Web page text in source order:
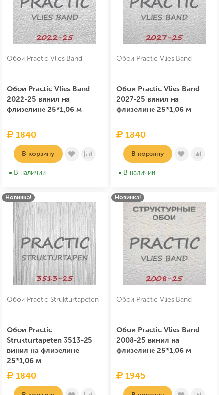
Обои Practic Vlies Band
Обои Practic Vlies Band
2022-25 винил на
флизелине 25*1,06 м
1840
В корзину
В наличии
Обои Practic Vlies Band
Обои Practic Vlies Band
2027-25 винил на
флизелине 25*1,06 м
1840
В корзину
В наличии
Новинка!
Обои Practic Strukturtapeten
Обои Practic
Strukturtapeten 3513-25
винил на флизелине
25*1,06 м
1840
Новинка!
Обои Practic Vlies Band
Обои Practic Vlies Band
2008-25 винил на
флизелине 25*1,06 м
1945